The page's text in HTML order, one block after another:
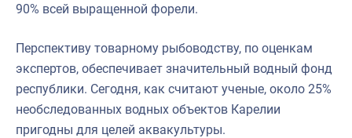
90% всей выращенной форели.
Перспективу товарному рыбоводству, по оценкам
экспертов, обеспечивает значительный водный фонд
республики. Сегодня, как считают ученые, около 25%
необследованных водных объектов Карелии
пригодны для целей аквакультуры.